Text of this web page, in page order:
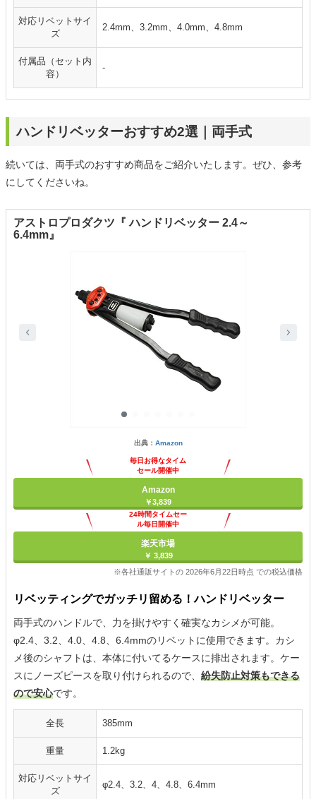
対応リベットサイ
ズ
2.4mm、3.2mm、4.0mm、4.8mm
付属品（セット内
容）
-
ハンドリベッターおすすめ2選｜両手式
続いては、両手式のおすすめ商品をご紹介いたします。ぜひ、参考
にしてくださいね。
アストロプロダクツ『 ハンドリベッター 2.4～
6.4mm』
出典： Amazon
毎日お得なタイム
セール開催中
Amazon
￥3,839
24時間タイムセー
ル毎日開催中
楽天市場
￥ 3,839
※各社通販サイトの 2026年6月22日時点 での税込価格
リベッティングでガッチリ留める！ハンドリベッター
両手式のハンドルで、力を掛けやすく確実なカシメが可能。
φ2.4、3.2、4.0、4.8、6.4mmのリベットに使用できます。カシ
メ後のシャフトは、本体に付いてるケースに排出されます。ケー
スにノーズピースを取り付けられるので、 紛失防止対策もできる
ので安心です。
全長 385mm
重量 1.2kg
対応リベットサイ
ズ
φ2.4、3.2、4、4.8、6.4mm